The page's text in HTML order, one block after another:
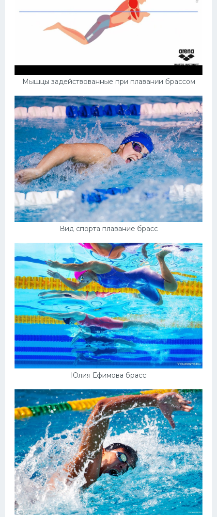
Мышцы задействованные при плавании брассом
Вид спорта плавание брасс
Юлия Ефимова брасс